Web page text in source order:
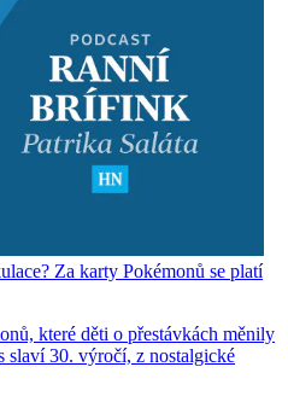
Za karty Pokémonů se platí
které děti o přestávkách měnily
slaví 30. výročí, z nostalgické